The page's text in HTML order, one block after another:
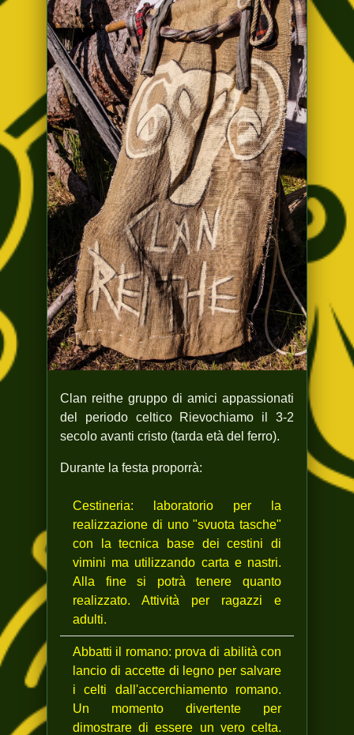
Clan reithe gruppo di amici appassionati
del periodo celtico Rievochiamo il 3-2
secolo avanti cristo (tarda età del ferro).
Durante la festa proporrà:
Cestineria: laboratorio per la
realizzazione di uno "svuota tasche"
con la tecnica base dei cestini di
vimini ma utilizzando carta e nastri.
Alla fine si potrà tenere quanto
realizzato. Attività per ragazzi e
adulti.
Abbatti il romano: prova di abilità con
lancio di accette di legno per salvare
i celti dall'accerchiamento romano.
Un momento divertente per
dimostrare di essere un vero celta.